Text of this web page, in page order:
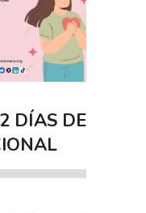
DÍAS DE